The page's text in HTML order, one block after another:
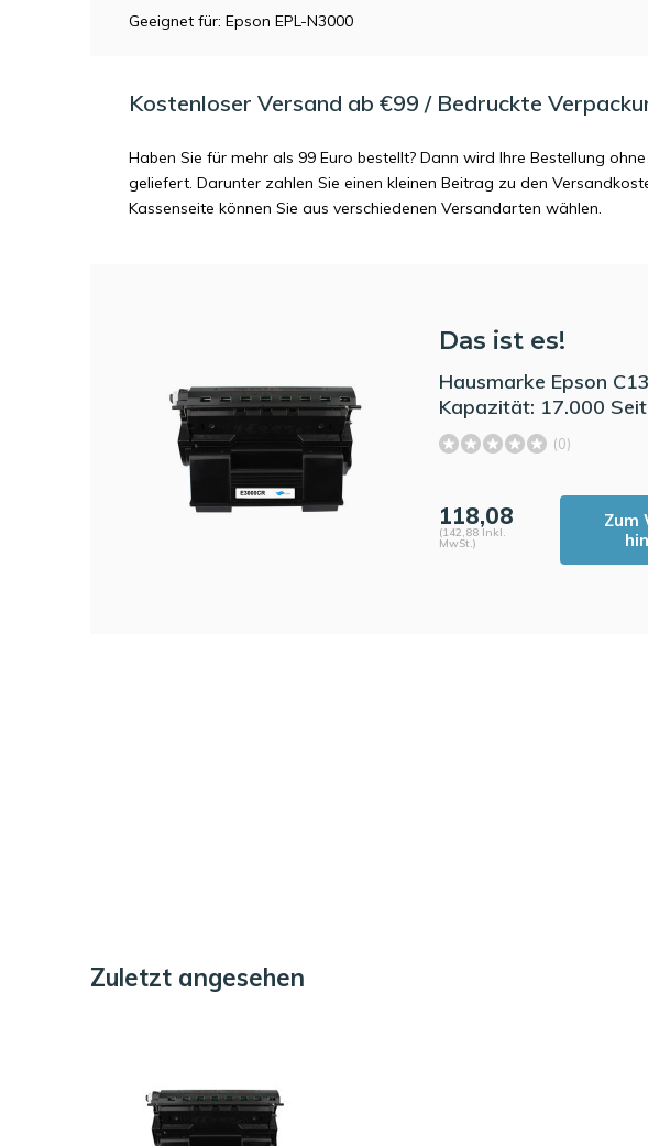
Geeignet für: Epson EPL-N3000
Kostenloser Versand ab €99 / Bedruckte
Haben Sie für mehr als 99 Euro bestellt? Dann wird Ihre Bestellung
geliefert. Darunter zahlen Sie einen kleinen Beitrag zu den
Kassenseite können Sie aus verschiedenen Versandarten wählen.
Das ist es!
Hausmarke Epson
Kapazität: 17.000
(0)
118,08
(142,88 Inkl.
MwSt.)
Zum
Zuletzt angesehen